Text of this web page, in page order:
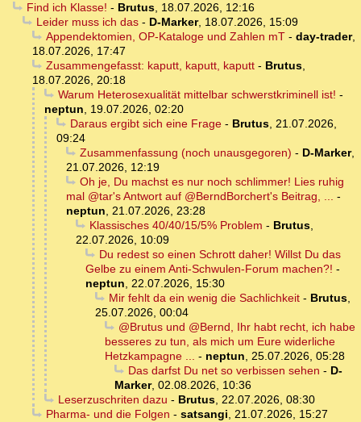
Find ich Klasse! - Brutus, 18.07.2026, 12:16
Leider muss ich das- D-Marker, 18.07.2026, 15:09
Appendektomien, OP-Kataloge und Zahlen mT- day-trader,
18.07.2026, 17:47
Zusammengefasst: kaputt, kaputt, kaputt- Brutus,
18.07.2026, 20:18
Warum Heterosexualität mittelbar schwerstkriminell ist! -
neptun, 19.07.2026, 02:20
Daraus ergibt sich eine Frage- Brutus, 21.07.2026,
09:24
Zusammenfassung (noch unausgegoren) - D-Marker,
21.07.2026, 12:19
Oh je, Du machst es nur noch schlimmer! Lies ruhig
mal @tar's Antwort auf @BerndBorchert's Beitrag, ... -
neptun, 21.07.2026, 23:28
Klassisches 40/40/15/5% Problem - Brutus,
22.07.2026, 10:09
Du redest so einen Schrott daher! Willst Du das
Gelbe zu einem Anti-Schwulen-Forum machen?! -
neptun, 22.07.2026, 15:30
Mir fehlt da ein wenig die Sachlichkeit- Brutus,
25.07.2026, 00:04
@Brutus und @Bernd, Ihr habt recht, ich habe
besseres zu tun, als mich um Eure widerliche
Hetzkampagne ... - neptun, 25.07.2026, 05:28
Das darfst Du net so verbissen sehen - D-
Marker, 02.08.2026, 10:36
Leserzuschriten dazu - Brutus, 22.07.2026, 08:30
Pharma- und die Folgen - satsangi, 21.07.2026, 15:27